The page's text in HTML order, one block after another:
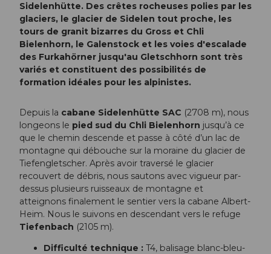
Sidelenhütte. Des crêtes rocheuses polies par les
glaciers, le glacier de Sidelen tout proche, les
tours de granit bizarres du Gross et Chli
Bielenhorn, le Galenstock et les voies d'escalade
des Furkahörner jusqu'au Gletschhorn sont très
variés et constituent des possibilités de
formation idéales pour les alpinistes.
Depuis la cabane Sidelenhütte SAC (2708 m), nous
longeons le pied sud du Chli Bielenhorn jusqu’à ce
que le chemin descende et passe à côté d’un lac de
montagne qui débouche sur la moraine du glacier de
Tiefengletscher. Après avoir traversé le glacier
recouvert de débris, nous sautons avec vigueur par-
dessus plusieurs ruisseaux de montagne et
atteignons finalement le sentier vers la cabane Albert-
Heim. Nous le suivons en descendant vers le refuge
Tiefenbach (2105 m).
Difficulté technique : T4, balisage blanc-bleu-